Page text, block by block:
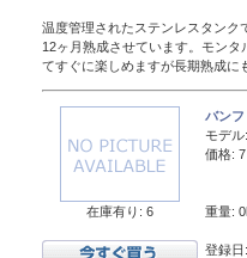
温度管理されたステンレスタンク
12ヶ月熟成させています。モン
てすぐに楽しめますが長期熟成に
在庫有り: 6
バン
モデル:
価格:
重量:
登録